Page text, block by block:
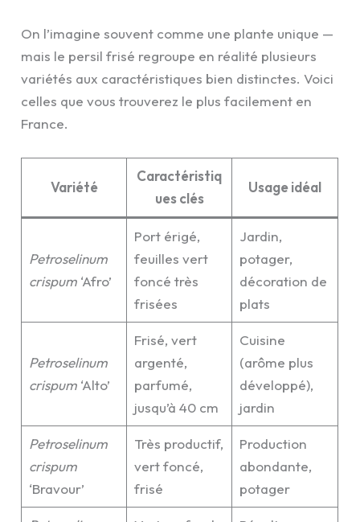
On l’imagine souvent comme une plante unique —
mais le persil frisé regroupe en réalité plusieurs
variétés aux caractéristiques bien distinctes. Voici
celles que vous trouverez le plus facilement en
France.
Variété
Caractéristiq
ues clés
Usage idéal
Petroselinum
crispum‘Afro’
Port érigé,
feuilles vert
foncé très
frisées
Jardin,
potager,
décoration de
plats
Petroselinum
crispum‘Alto’
Frisé, vert
argenté,
parfumé,
jusqu’à 40 cm
Cuisine
(arôme plus
développé),
jardin
Petroselinum
crispum
‘Bravour’
Très productif,
vert foncé,
frisé
Production
abondante,
potager